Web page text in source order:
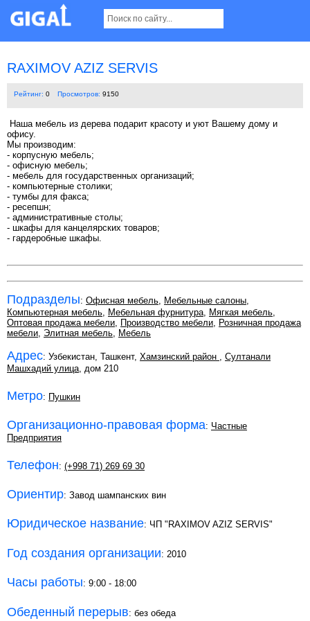
RAXIMOV AZIZ SERVIS
Рейтинг: 0 Просмотров: 9150
Наша мебель из дерева подарит красоту и уют Вашему дому и
офису.
Мы производим:
- корпусную мебель;
- офисную мебель;
- мебель для государственных организаций;
- компьютерные столики;
- тумбы для факса;
- ресепшн;
- административные столы;
- шкафы для канцелярских товаров;
- гардеробные шкафы.
Подразделы: Офисная мебель, Мебельные салоны,
Компьютерная мебель, Мебельная фурнитура, Мягкая мебель,
Оптовая продажа мебели, Производство мебели, Розничная продажа
мебели, Элитная мебель, Мебель
Адрес: Узбекистан, Ташкент, Хамзинский район , Султанали
Машхадий улица, дом 210
Метро: Пушкин
Организационно-правовая форма: Частные
Предприятия
Телефон: (+998 71) 269 69 30
Ориентир: Завод шампанских вин
Юридическое название: ЧП "RAXIMOV AZIZ SERVIS"
Год создания организации: 2010
Часы работы: 9:00 - 18:00
Обеденный перерыв: без обеда